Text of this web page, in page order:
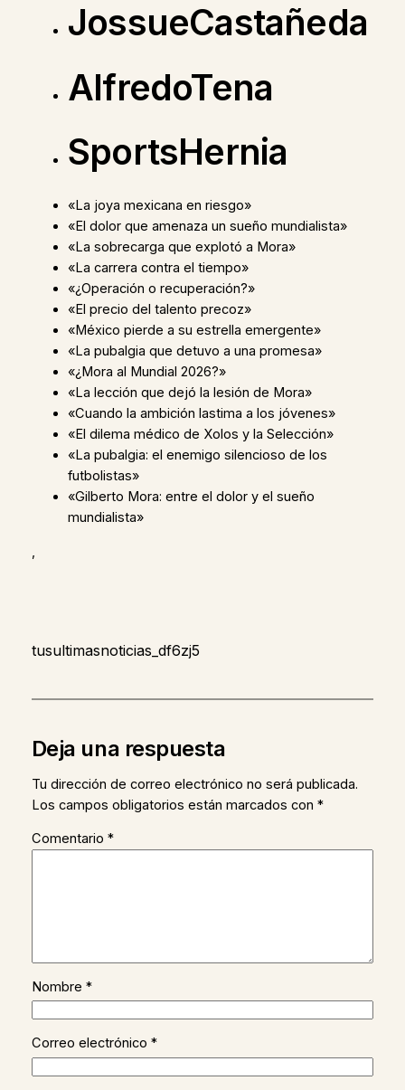
JossueCastañeda
AlfredoTena
SportsHernia
«La joya mexicana en riesgo»
«El dolor que amenaza un sueño mundialista»
«La sobrecarga que explotó a Mora»
«La carrera contra el tiempo»
«¿Operación o recuperación?»
«El precio del talento precoz»
«México pierde a su estrella emergente»
«La pubalgia que detuvo a una promesa»
«¿Mora al Mundial 2026?»
«La lección que dejó la lesión de Mora»
«Cuando la ambición lastima a los jóvenes»
«El dilema médico de Xolos y la Selección»
«La pubalgia: el enemigo silencioso de los
futbolistas»
«Gilberto Mora: entre el dolor y el sueño
mundialista»
,
tusultimasnoticias_df6zj5
Deja una respuesta
Tu dirección de correo electrónico no será publicada.
Los campos obligatorios están marcados con *
Comentario *
Nombre *
Correo electrónico *